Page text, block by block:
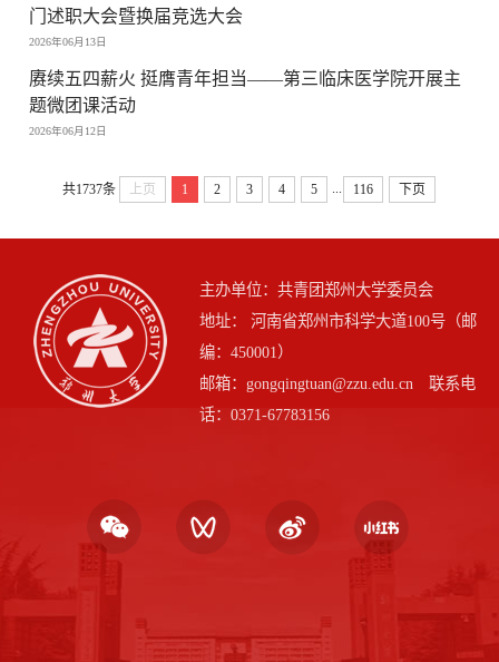
门述职大会暨换届竞选大会
2026年06月13日
赓续五四薪火 挺膺青年担当——第三临床医学院开展主
题微团课活动
2026年06月12日
共1737条 上页 1 2 3 4 5 ... 116 下页
主办单位：共青团郑州大学委员会
地址： 河南省郑州市科学大道100号（邮
编：450001）
邮箱：gongqingtuan@zzu.edu.cn 联系电
话：0371-67783156